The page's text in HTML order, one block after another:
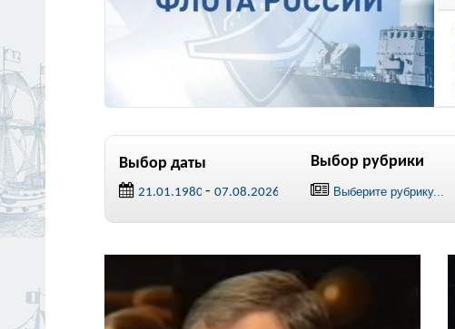
Выбор даты
-
Выбор рубрики